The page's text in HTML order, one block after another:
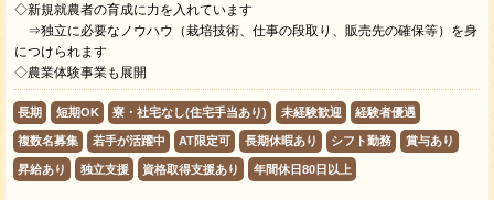
◇新規就農者の育成に力を入れています
⇒独立に必要なノウハウ（栽培技術、仕事の段取り、販売先の確保等）を身
につけられます
◇農業体験事業も展開
長期 短期OK 寮・社宅なし(住宅手当あり) 未経験歓迎 経験者優遇
複数名募集 若手が活躍中 AT限定可 長期休暇あり シフト勤務 賞与あり
昇給あり 独立支援 資格取得支援あり 年間休日80日以上